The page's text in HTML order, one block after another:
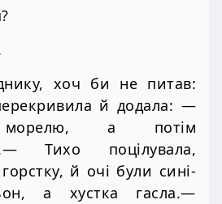
хоч би не питав:
й додала: —
морелю, а потім
Тихо поцілувала,
й очі були сині-
а хустка гасла.—